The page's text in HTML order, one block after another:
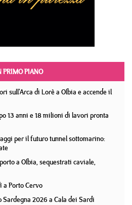
PRIMO PIANO
sull'Arca di Lorè a Olbia e accende il
13 anni e 18 milioni di lavori pronta
per il futuro tunnel sottomarino:
a Olbia, sequestrati caviale,
Porto Cervo
Sardegna 2026 a Cala dei Sardi